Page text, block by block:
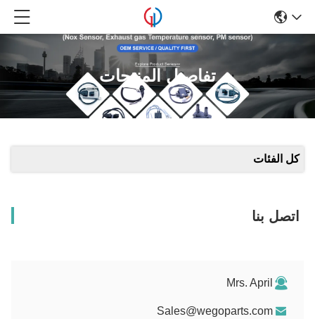
تفاصيل المنتجات
كل الفئات
اتصل بنا
Mrs. April
Sales@wegoparts.com